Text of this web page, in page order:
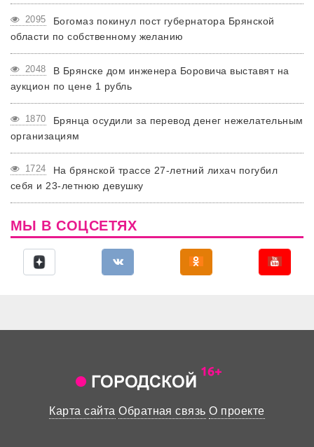
2095
Богомаз покинул пост губернатора Брянской
области по собственному желанию
2048
В Брянске дом инженера Боровича выставят на
аукцион по цене 1 рубль
1870
Брянца осудили за перевод денег нежелательным
организациям
1724
На брянской трассе 27-летний лихач погубил
себя и 23-летнюю девушку
МЫ В СОЦСЕТЯХ
Карта сайта Обратная связь О проекте